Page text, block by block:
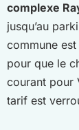
complexe
jusqu’au
commune
pour que le
courant pour
tarif est